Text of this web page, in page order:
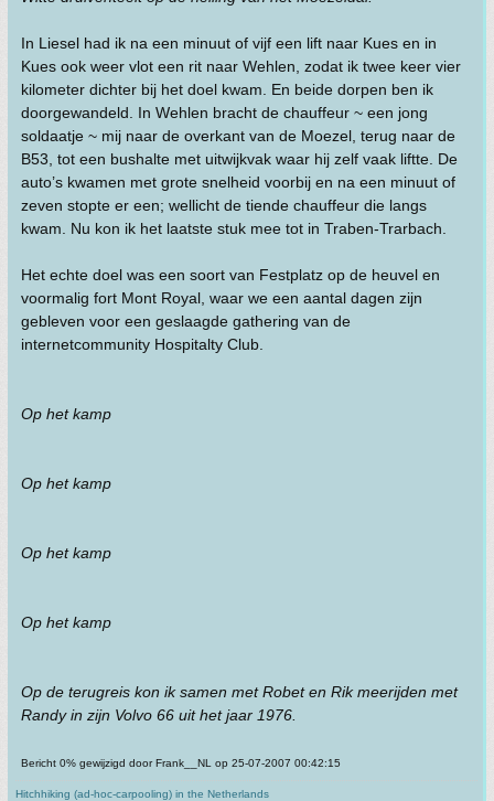
In Liesel had ik na een minuut of vijf een lift naar Kues en in
Kues ook weer vlot een rit naar Wehlen, zodat ik twee keer vier
kilometer dichter bij het doel kwam. En beide dorpen ben ik
doorgewandeld. In Wehlen bracht de chauffeur ~ een jong
soldaatje ~ mij naar de overkant van de Moezel, terug naar de
B53, tot een bushalte met uitwijkvak waar hij zelf vaak liftte. De
auto’s kwamen met grote snelheid voorbij en na een minuut of
zeven stopte er een; wellicht de tiende chauffeur die langs
kwam. Nu kon ik het laatste stuk mee tot in Traben-Trarbach.
Het echte doel was een soort van Festplatz op de heuvel en
voormalig fort Mont Royal, waar we een aantal dagen zijn
gebleven voor een geslaagde gathering van de
internetcommunity Hospitalty Club.
Op het kamp
Op het kamp
Op het kamp
Op het kamp
Op de terugreis kon ik samen met Robet en Rik meerijden met
Randy in zijn Volvo 66 uit het jaar 1976.
Bericht 0% gewijzigd door Frank__NL op 25-07-2007 00:42:15
Hitchhiking (ad-hoc-carpooling) in the Netherlands